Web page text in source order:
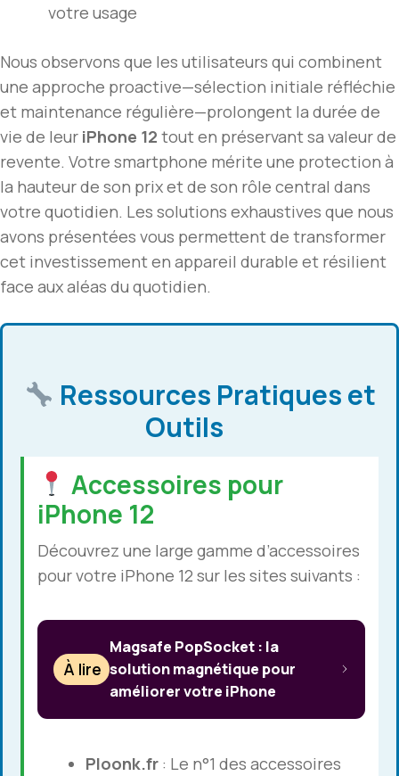
votre usage
Nous observons que les utilisateurs qui combinent
une approche proactive—sélection initiale réfléchie
et maintenance régulière—prolongent la durée de
vie de leur iPhone 12 tout en préservant sa valeur de
revente. Votre smartphone mérite une protection à
la hauteur de son prix et de son rôle central dans
votre quotidien. Les solutions exhaustives que nous
avons présentées vous permettent de transformer
cet investissement en appareil durable et résilient
face aux aléas du quotidien.
Ressources Pratiques et
Outils
Accessoires pour
iPhone 12
Découvrez une large gamme d’accessoires
pour votre iPhone 12 sur les sites suivants :
À lire
Magsafe PopSocket : la
solution magnétique pour
améliorer votre iPhone
Ploonk.fr : Le n°1 des accessoires